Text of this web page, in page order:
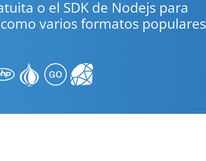
o el SDK de Nodejs para
varios formatos populares